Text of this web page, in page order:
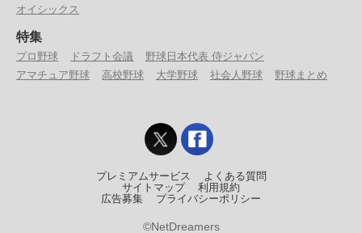
オイシックス
特集
プロ野球 ドラフト会議
野球日本代表 侍ジャパン
アマチュア野球
高校野球 大学野球 社会人野球 野球まとめ
プレミアムサービス
よくある質問
サイトマップ
利用規約
広告募集
プライバシーポリシー
©NetDreamers